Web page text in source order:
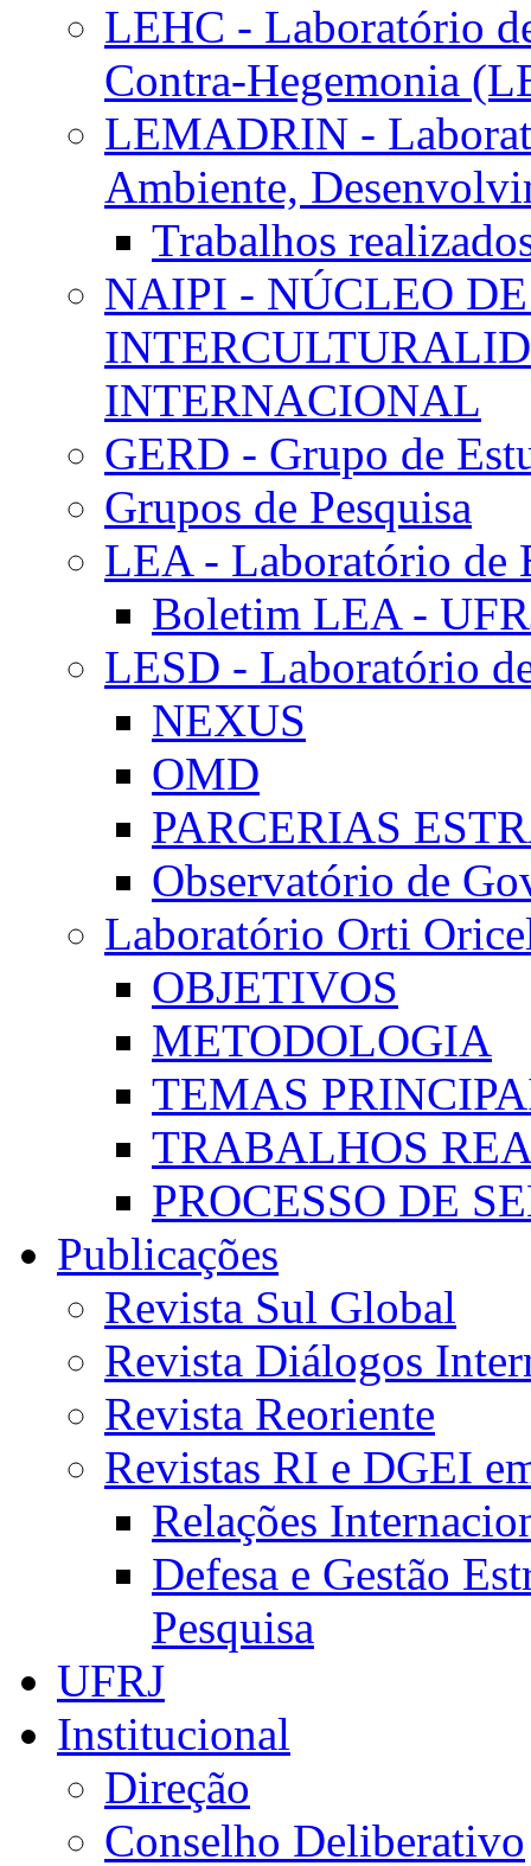
LEHC - Laboratório
Contra-Hegemonia
LEMADRIN -
Ambiente,
Trabalhos
NAIPI - NÚCLEO
INTERNACIONAL
GERD - Grupo de
Grupos de Pesquisa
LEA - Laboratório de
Boletim LEA -
LESD - Laboratório
NEXUS
OMD
PARCERIAS
Observatório de
Laboratório Orti
OBJETIVOS
METODOLOGIA
TEMAS
TRABALHOS
PROCESSO DE
Publicações
Revista Sul Global
Revista Diálogos
Revista Reoriente
Revistas RI e DGEI
Relações
Defesa e Gestão
Pesquisa
UFRJ
Institucional
Direção
Conselho Deliberativo